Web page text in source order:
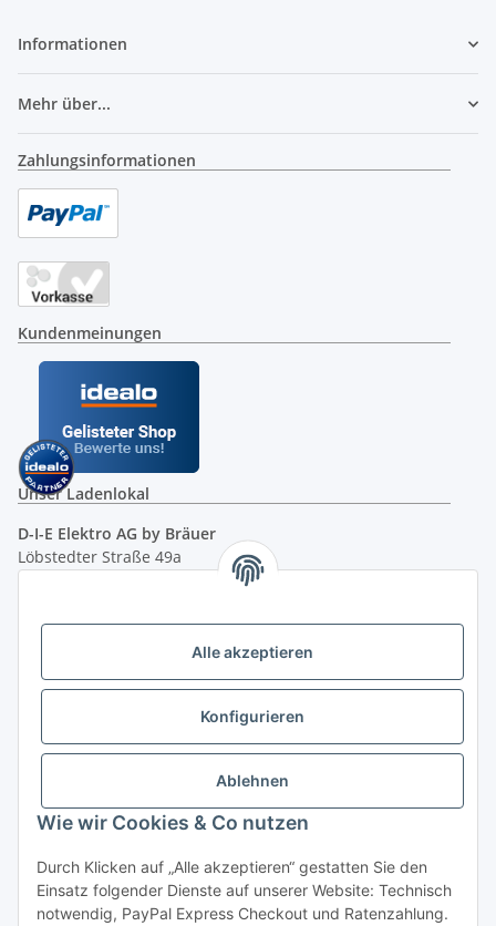
Alle akzeptieren
Konfigurieren
Ablehnen
Wie wir Cookies & Co nutzen
Durch Klicken auf „Alle akzeptieren“ gestatten Sie den
Einsatz folgender Dienste auf unserer Website: Technisch
notwendig, PayPal Express Checkout und Ratenzahlung.
Informationen
Mehr über...
Zahlungsinformationen
Kundenmeinungen
Unser Ladenlokal
D-I-E Elektro AG by Bräuer
Löbstedter Straße 49a
( siehe Google-Maps )
Öffnungszeiten:
10.00 - 18.00 Uhr
Ladenpreis versus Internetpreis
Vertrag widerrufen
05.00 - 21.30 Uhr | Freitag: 05.00 - 18.00 Uhr | Samstag: 09.00
- 12.00 Uhr (0,49€ je angef. Minute) oder per E-Mail über
unserKontaktformular